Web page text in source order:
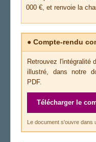
000 €, et renvoie la
● Compte-rendu
Retrouvez l'intégralité
illustré, dans notre
PDF.
Télécharger le
Le document s'ouvre dans